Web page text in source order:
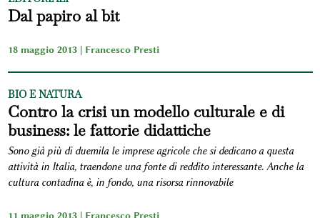
Dal papiro al bit
18 maggio 2013 | Francesco Presti
BIO E NATURA
Contro la crisi un modello culturale e di
business: le fattorie didattiche
Sono già più di duemila le imprese agricole che si dedicano a questa
attività in Italia, traendone una fonte di reddito interessante. Anche la
cultura contadina è, in fondo, una risorsa rinnovabile
11 maggio 2013 | Francesco Presti